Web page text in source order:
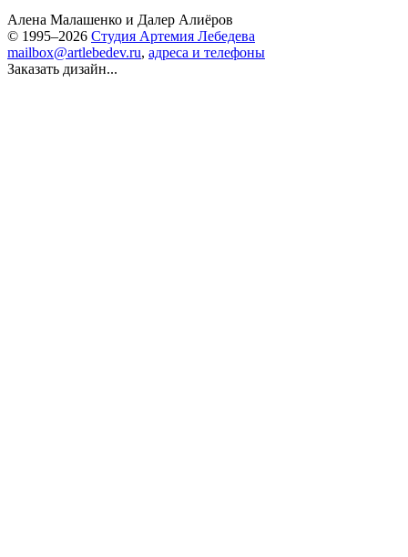
Алена Малашенко и Далер Алиёров
© 1995–2026 Студия Артемия Лебедева
mailbox@artlebedev.ru, адреса и телефоны
Заказать дизайн...